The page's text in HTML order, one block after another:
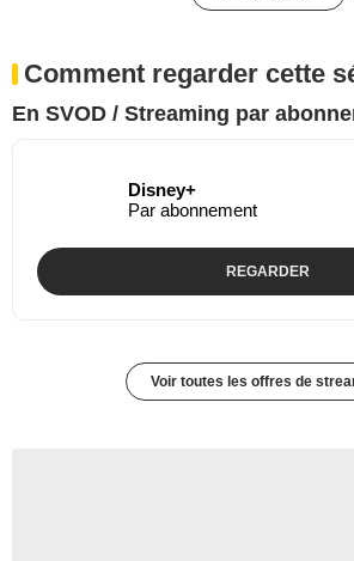
Comment regarder cette
En SVOD / Streaming par
Disney+
Par abonnement
REGARDER
Voir toutes les offres de